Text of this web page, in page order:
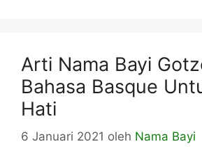
Arti Nama Bayi
Bahasa Basque
Hati
6 Januari 2021 oleh Nama Bayi